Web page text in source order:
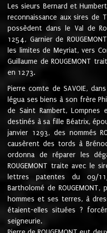
Les sieurs Bernard et Humbert
reconnaissance aux sires de
possèdent dans le Val de
1254, Garnier de
les limites de Meyriat, vers
Guillaume de ROUGEMONT
en 1273.
Pierre comte de SAVOIE,
légua ses biens à son frère
de Saint Rambert,
destinés à sa fille Béatrix,
janvier 1293, des nommés
causèrent des tords à
ordonna de réparer les
ROUGEMONT traite avec le
lettres patentes du 09/
Bartholomé de
hommes et ses terres, à
étaient-elles situées ?
seigneurie.